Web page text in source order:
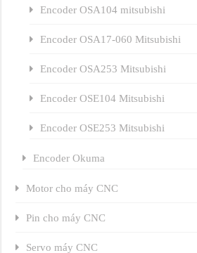
Encoder OSA104 mitsubishi
Encoder OSA17-060 Mitsubishi
Encoder OSA253 Mitsubishi
Encoder OSE104 Mitsubishi
Encoder OSE253 Mitsubishi
Encoder Okuma
Motor cho máy CNC
Pin cho máy CNC
Servo máy CNC